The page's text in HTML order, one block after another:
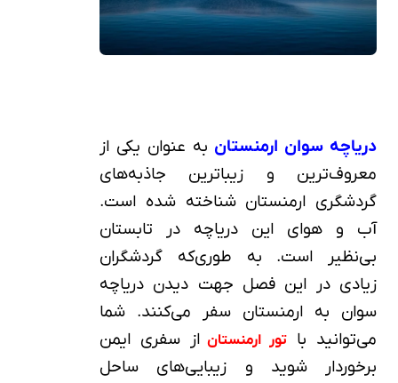
دریاچه سوان ارمنستان به عنوان یکی از
معروف‌ترین و زیباترین جاذبه‌های
گردشگری ارمنستان شناخته شده است.
آب و هوای این دریاچه در تابستان
بی‌نظیر است. به طوری‌که گردشگران
زیادی در این فصل جهت دیدن دریاچه
سوان به ارمنستان سفر می‌کنند. شما
می‌توانید باتور ارمنستان از سفری ایمن
برخوردار شوید و زیبایی‌های ساحل